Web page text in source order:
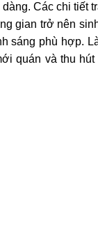
Các chi tiết
gian trở nên
sáng phù hợp.
quán và thu hút